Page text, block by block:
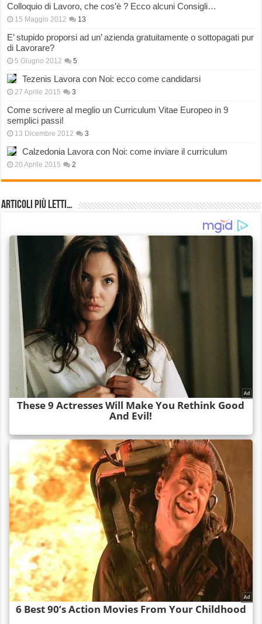
Colloquio di Lavoro, che cos’è ? Ecco alcuni Consigli…
15 Maggio 2012 13
E’ stupido proporsi ad un’ azienda gratuitamente o sottopagati pur
di Lavorare?
5 Giugno 2012 5
Tezenis Lavora con Noi: ecco come candidarsi
27 Aprile 2015 3
Come scrivere al meglio un Curriculum Vitae Europeo in 9
semplici passi!
13 Dicembre 2012 3
Calzedonia Lavora con Noi: come inviare il curriculum
20 Aprile 2015 2
Articoli più Letti…